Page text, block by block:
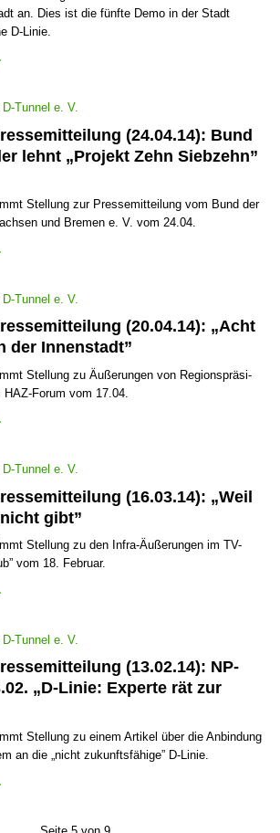
SONNTAG
an. Dies ist die fünfte Demo in der Stadt
D-Linie.
IN
DER
STADT
AM
(24.04.14): Bund
lehnt „Projekt Zehn Siebzehn”
Stellung zur Pressemitteilung vom Bund der
und Bremen e. V. vom 24.04.
DER
STEUERZAHLER
LEHNT
ZEHN
SIEBZEHN”
(20.04.14): „Acht
der Innenstadt”
Stellung zu Äußerungen von Regions­prä­si­
Forum vom 17.04.
JAHRE
CHAOS
IN
DER
INNENSTADT”
(16.03.14): „Weil
gibt”
Stellung zu den Infra-Äußerungen im TV-
vom 18. Februar.
ES
DIE
D-
LINIE
GIBT”
(13.02.14): NP-
„D-Linie: Experte rät zur
Stellung zu einem Artikel über die Anbindung
an die „nicht zukunftsfähige” D-Linie.